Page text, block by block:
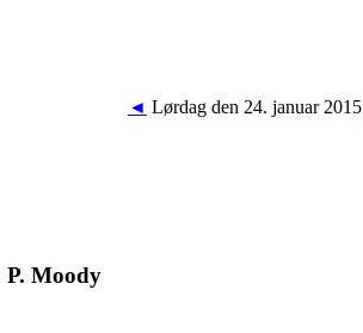
◄ Lørdag den 24. januar 2015
P. Moody